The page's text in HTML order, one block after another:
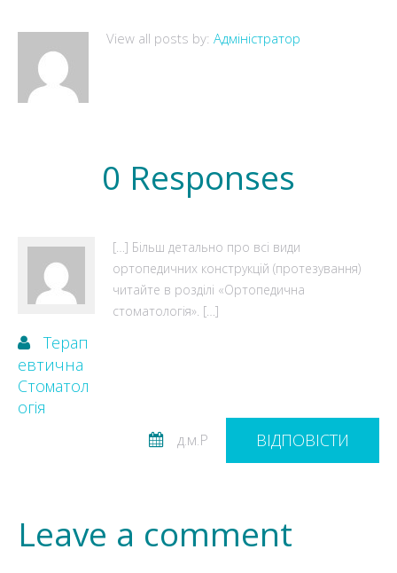
View all posts by: Адміністратор
0 Responses
Терап
Евтична
Стоматол
Огія
[…] Більш детально про всі види
ортопедичних конструкцій (протезування)
читайте в розділі «Ортопедична
стоматологія». […]
ВІДПОВІСТИ
д.м.Р
Leave a comment